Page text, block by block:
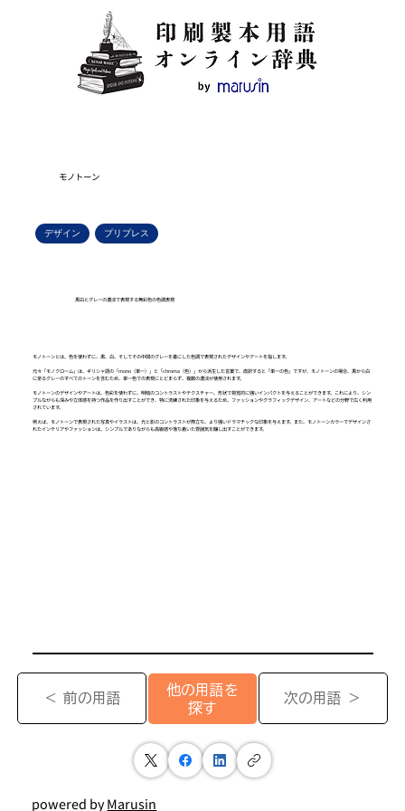
モノトーン
デザイン プリプレス
黒白とグレーの濃淡で表現する無彩色の色調表現
モノトーンとは、色を使わずに、黒、白、そしてその中間のグレーを基にした色調で表現されたデザインやアートを指します。
元々「モノクローム」は、ギリシャ語の「mono（単一）」と「chroma（色）」から派生した言葉で、直訳すると「単一の色」ですが、モノトーンの場合、黒から白
に至るグレーのすべてのトーンを含むため、単一色での表現にとどまらず、複数の濃淡が使用されます。
モノトーンのデザインやアートは、色彩を使わずに、明暗のコントラストやテクスチャー、形状で視覚的に強いインパクトを与えることができます。これにより、シン
プルながらも深みや立体感を持つ作品を作り出すことができ、特に洗練された印象を与えるため、ファッションやグラフィックデザイン、アートなどの分野で広く利用
されています。
例えば、モノトーンで表現された写真やイラストは、光と影のコントラストが際立ち、より強いドラマチックな印象を与えます。また、モノトーンカラーでデザインさ
れたインテリアやファッションは、シンプルでありながらも高級感や落ち着いた雰囲気を醸し出すことができます。
＜ 前の用語
他の用語を
探す
次の用語 ＞
powered byMarusin